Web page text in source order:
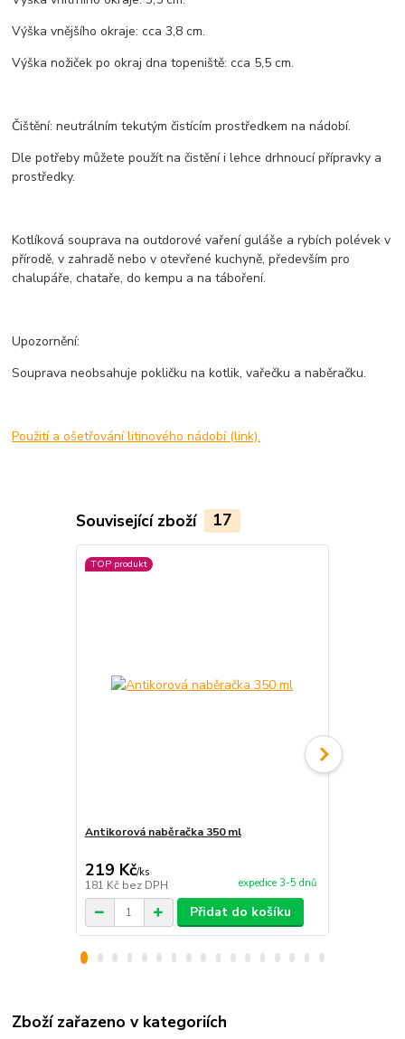
Výška vnějšího okraje: cca 3,8 cm.
Výška nožiček po okraj dna topeniště: cca 5,5 cm.
Čištění: neutrálním tekutým čistícím prostředkem na nádobí.
Dle potřeby můžete použít na čistění i lehce drhnoucí přípravky a
prostředky.
Kotlíková souprava na outdorové vaření guláše a rybích polévek v
přírodě, v zahradě nebo v otevřené kuchyně, především pro
chalupáře, chataře, do kempu a na táboření.
Upozornění:
Souprava neobsahuje pokličku na kotlik, vařečku a naběračku.
Použití a ošetřování litinového nádobí (link).
Související zboží 17
TOP produkt
Antikorová naběračka 350 ml
219 Kč/ks
181 Kč bez DPH expedice 3-5 dnů
Přidat do košíku
Zboží zařazeno v kategoriích